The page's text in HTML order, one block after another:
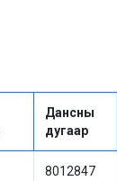
Дансны
дугаар
8012847